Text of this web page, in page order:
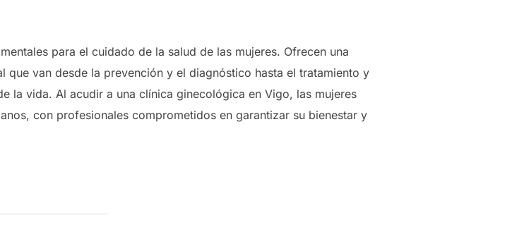
para el cuidado de la salud de las mujeres. Ofrecen una
van desde la prevención y el diagnóstico hasta el tratamiento y
la vida. Al acudir a una clínica ginecológica en Vigo, las mujeres
con profesionales comprometidos en garantizar su bienestar y